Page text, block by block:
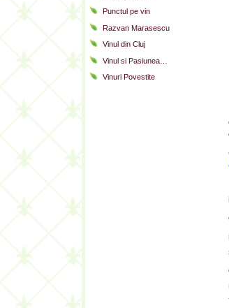
Punctul pe vin
Razvan Marasescu
Vinul din Cluj
Vinul si Pasiunea…
Vinuri Povestite